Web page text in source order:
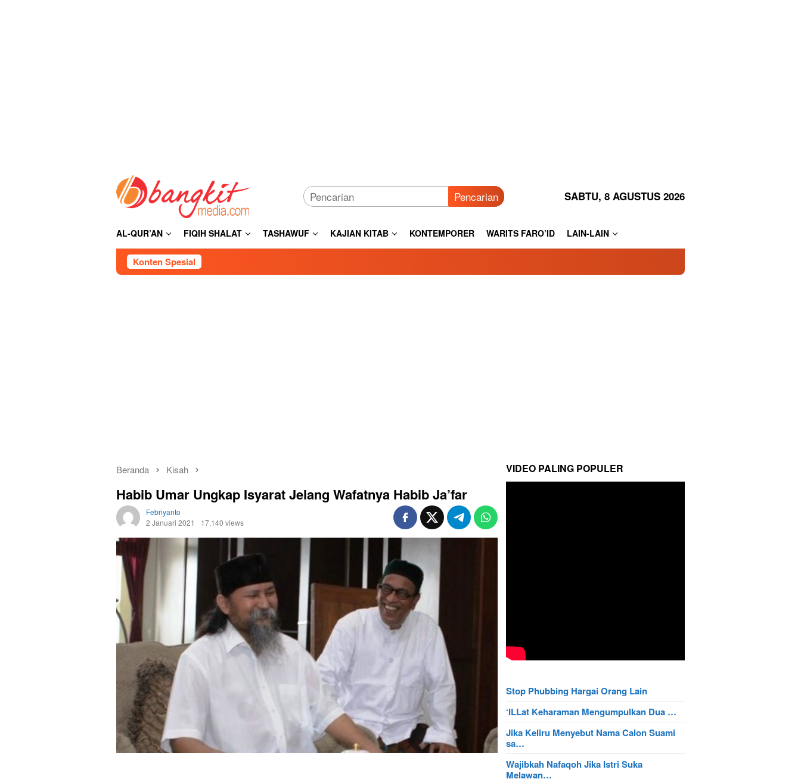
Pencarian SABTU, 8 AGUSTUS 2026
AL-QUR’AN FIQIH SHALAT TASHAWUF KAJIAN KITAB KONTEMPORER WARITS FARO’ID LAIN-LAIN
Konten Spesial
Beranda Kisah
Habib Umar Ungkap Isyarat Jelang Wafatnya Habib Ja’far
Febriyanto
2 Januari 2021
17,140 views
VIDEO PALING POPULER
Stop Phubbing Hargai Orang Lain
‘ILLat Keharaman Mengumpulkan Dua …
Jika Keliru Menyebut Nama Calon Suami
sa…
Wajibkah Nafaqoh Jika Istri Suka
Melawan…